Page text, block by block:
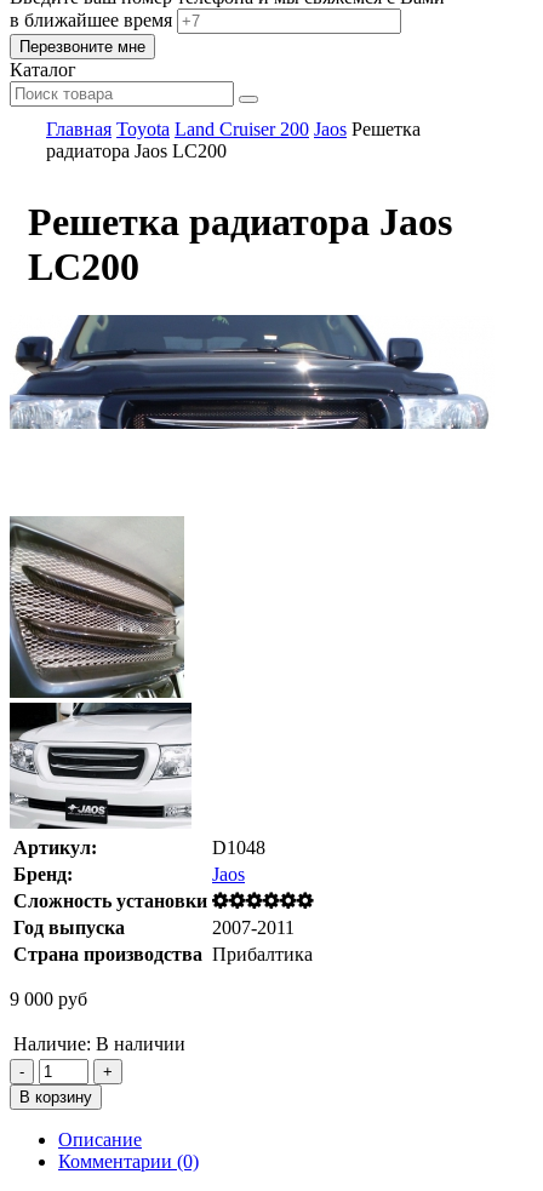
в ближайшее время
Каталог
Главная Toyota Land Cruiser 200 Jaos Решетка
радиатора Jaos LC200
Решетка радиатора Jaos
LC200
Артикул:
D1048
Бренд:
Jaos
Сложность установки
Год выпуска
2007-2011
Страна производства Прибалтика
9 000 руб
Наличие: В наличии
Описание
Комментарии (0)